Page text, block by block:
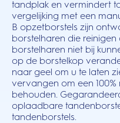
tandplak en vermindert
vergelijking met een
B opzetborstels zijn
borstelharen die
borstelharen niet bij
op de borstelkop
naar geel om u te laten
vervangen om een
behouden.
oplaadbare
tandenborstels.